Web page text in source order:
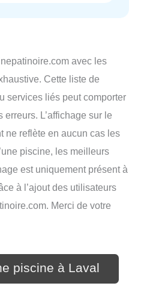
avec les
Cette liste de
services liés peut comporter
L’affichage sur le
ne reflète en aucun cas les
piscine, les meilleurs
est uniquement présent à
à l’ajout des utilisateurs
Merci de votre
piscine à Laval